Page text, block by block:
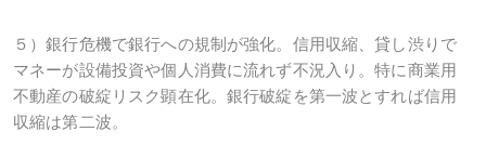
５）銀行危機で銀行への規制が強化。信用収縮、貸し渋りで
マネーが設備投資や個人消費に流れず不況入り。特に商業用
不動産の破綻リスク顕在化。銀行破綻を第一波とすれば信用
収縮は第二波。